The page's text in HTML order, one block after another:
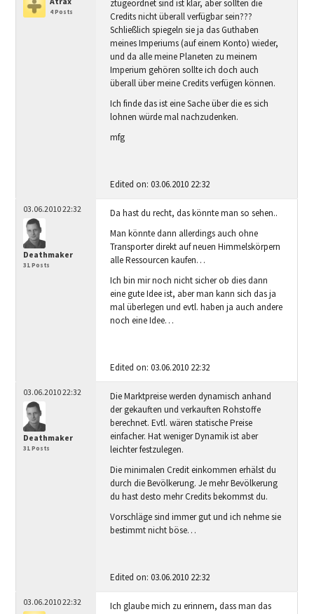
4 Posts
ztugeordnet sind ist klar, aber sollten die
Credits nicht überall verfügbar sein???
Schließlich spiegeln sie ja das Guthaben
meines Imperiums (auf einem Konto) wieder,
und da alle meine Planeten zu meinem
Imperium gehören sollte ich doch auch
überall über meine Credits verfügen können.
Ich finde das ist eine Sache über die es sich
lohnen würde mal nachzudenken.
mfg
Edited on: 03.06.2010 22:32
03.06.2010 22:32
Deathmaker
31 Posts
Da hast du recht, das könnte man so sehen..
Man könnte dann allerdings auch ohne
Transporter direkt auf neuen Himmelskörpern
alle Ressourcen kaufen…
Ich bin mir noch nicht sicher ob dies dann
eine gute Idee ist, aber man kann sich das ja
mal überlegen und evtl. haben ja auch andere
noch eine Idee…
Edited on: 03.06.2010 22:32
03.06.2010 22:32
Deathmaker
31 Posts
Die Marktpreise werden dynamisch anhand
der gekauften und verkauften Rohstoffe
berechnet. Evtl. wären statische Preise
einfacher. Hat weniger Dynamik ist aber
leichter festzulegen.
Die minimalen Credit einkommen erhälst du
durch die Bevölkerung. Je mehr Bevölkerung
du hast desto mehr Credits bekommst du.
Vorschläge sind immer gut und ich nehme sie
bestimmt nicht böse…
Edited on: 03.06.2010 22:32
03.06.2010 22:32
Ich glaube mich zu erinnern, dass man das